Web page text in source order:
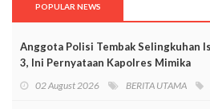
POPULAR NEWS
Anggota Polisi Tembak Selingkuhan
3, Ini Pernyataan Kapolres Mimika
02 August 2026 BERITA UTAMA